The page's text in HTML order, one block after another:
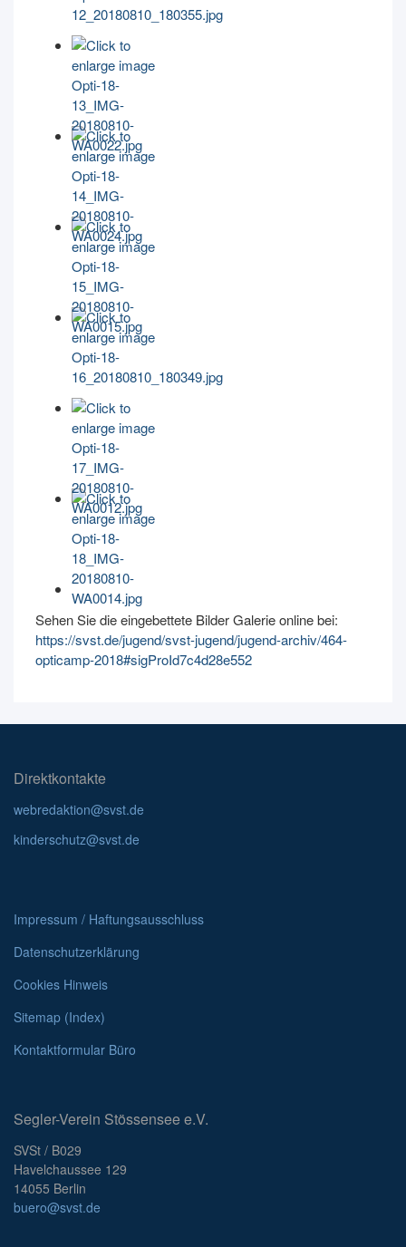
Sehen Sie die eingebettete Bilder Galerie online bei:
https://svst.de/jugend/svst-jugend/jugend-archiv/464-
opticamp-2018#sigProId7c4d28e552
Direktkontakte
webredaktion@svst.de
kinderschutz@svst.de
Impressum / Haftungsausschluss
Datenschutzerklärung
Cookies Hinweis
Sitemap (Index)
Kontaktformular Büro
Segler-Verein Stössensee e.V.
SVSt / B029
Havelchaussee 129
14055 Berlin
buero@svst.de